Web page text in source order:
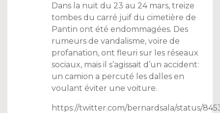
Dans la nuit du 23 au 24 mars, treize
tombes du carré juif du cimetière de
Pantin ont été endommagées. Des
rumeurs de vandalisme, voire de
profanation, ont fleuri sur les réseaux
sociaux, mais il s’agissait d’un accident:
un camion a percuté les dalles en
voulant éviter une voiture.
https://twitter.com/bernardsala/status/